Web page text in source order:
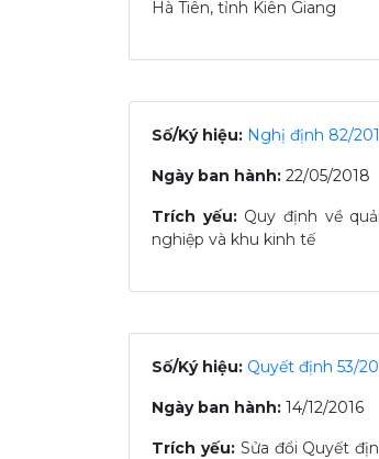
Hà Tiên, tỉnh Kiên Giang
Số/Ký hiệu: Nghị định 82/
Ngày ban hành: 22/05/2018
Trích yếu: Quy định về
nghiệp và khu kinh tế
Số/Ký hiệu: Quyết định 53/
Ngày ban hành: 14/12/2016
Trích yếu: Sửa đổi Quyết